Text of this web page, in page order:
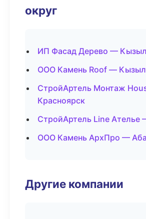
округ
ИП Фасад Дерево — Кызыл
ООО Камень Roof — Кызыл
СтройАртель Монтаж
Красноярск
СтройАртель Line Ателье
ООО Камень АрхПро —
Другие компании